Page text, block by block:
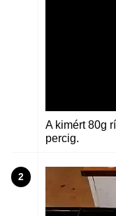
A kimért 80g
percig.
2